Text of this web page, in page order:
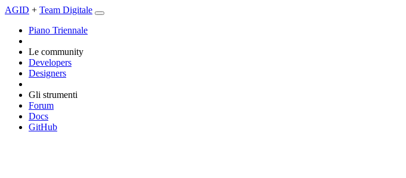
AGID + Team Digitale
Piano Triennale
Le community
Developers
Designers
Gli strumenti
Forum
Docs
GitHub